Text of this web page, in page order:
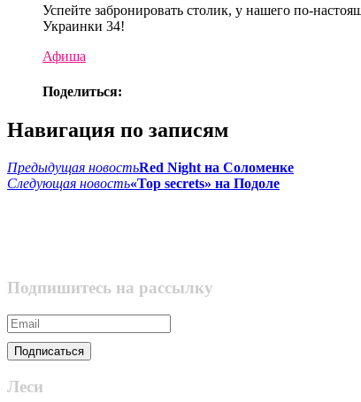
Успейте забронировать столик, у нашего по-
Украинки 34!
Афиша
Поделиться:
Навигация по записям
Предыдущая новостьRed Night на Соломенке
Следующая новость«Top secrets» на Подоле
Подпишитесь на рассылку
Леси